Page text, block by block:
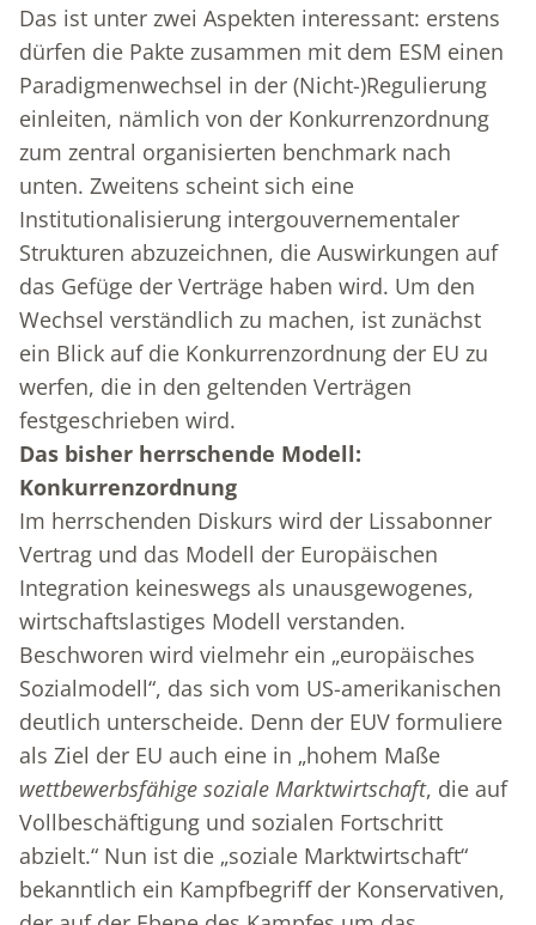
Das ist unter zwei Aspekten interessant: erstens
dürfen die Pakte zusammen mit dem ESM einen
Paradigmenwechsel in der (Nicht-)Regulierung
einleiten, nämlich von der Konkurrenzordnung
zum zentral organisierten benchmark nach
unten. Zweitens scheint sich eine
Institutionalisierung intergouvernementaler
Strukturen abzuzeichnen, die Auswirkungen auf
das Gefüge der Verträge haben wird. Um den
Wechsel verständlich zu machen, ist zunächst
ein Blick auf die Konkurrenzordnung der EU zu
werfen, die in den geltenden Verträgen
festgeschrieben wird.
Das bisher herrschende Modell:
Konkurrenzordnung
Im herrschenden Diskurs wird der Lissabonner
Vertrag und das Modell der Europäischen
Integration keineswegs als unausgewogenes,
wirtschaftslastiges Modell verstanden.
Beschworen wird vielmehr ein „europäisches
Sozialmodell“, das sich vom US-amerikanischen
deutlich unterscheide. Denn der EUV formuliere
als Ziel der EU auch eine in „hohem Maße
wettbewerbsfähige soziale Marktwirtschaft, die auf
Vollbeschäftigung und sozialen Fortschritt
abzielt.“ Nun ist die „soziale Marktwirtschaft“
bekanntlich ein Kampfbegriff der Konservativen,